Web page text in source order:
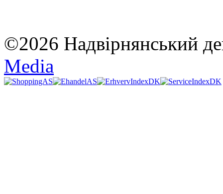
©2026 Надвірнянський
Media